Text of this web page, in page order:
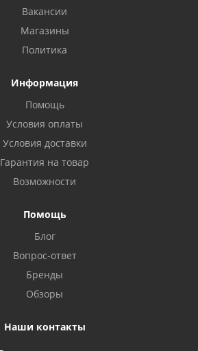
Вакансии
Магазины
Политика
Информация
Помощь
Условия оплаты
Условия доставки
Гарантия на товар
Возможности
Помощь
Блог
Вопрос-ответ
Бренды
Обзоры
Наши контакты